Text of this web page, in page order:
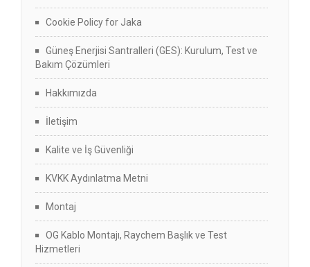
Cookie Policy for Jaka
Güneş Enerjisi Santralleri (GES): Kurulum, Test ve
Bakım Çözümleri
Hakkımızda
İletişim
Kalite ve İş Güvenliği
KVKK Aydınlatma Metni
Montaj
OG Kablo Montajı, Raychem Başlık ve Test
Hizmetleri